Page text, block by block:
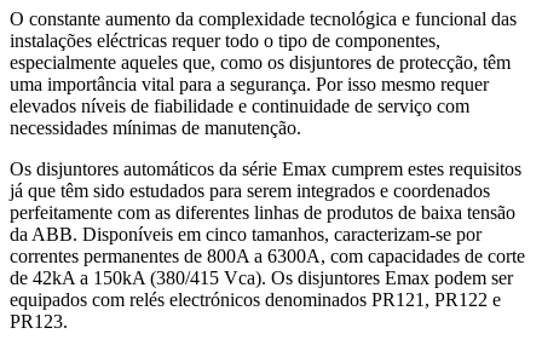
O constante aumento da complexidade tecnológica e funcional das
instalações eléctricas requer todo o tipo de componentes,
especialmente aqueles que, como os disjuntores de protecção, têm
uma importância vital para a segurança. Por isso mesmo requer
elevados níveis de fiabilidade e continuidade de serviço com
necessidades mínimas de manutenção.
Os disjuntores automáticos da série Emax cumprem estes requisitos
já que têm sido estudados para serem integrados e coordenados
perfeitamente com as diferentes linhas de produtos de baixa tensão
da ABB. Disponíveis em cinco tamanhos, caracterizam-se por
correntes permanentes de 800A a 6300A, com capacidades de corte
de 42kA a 150kA (380/415 Vca). Os disjuntores Emax podem ser
equipados com relés electrónicos denominados PR121, PR122 e
PR123.